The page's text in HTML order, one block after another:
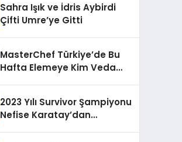
Sahra Işık ve İdris Aybirdi
Çifti Umre’ye Gitti
MasterChef Türkiye’de Bu
Hafta Elemeye Kim Veda
2023 Yılı Survivor Şampiyonu
Nefise Karatay’dan